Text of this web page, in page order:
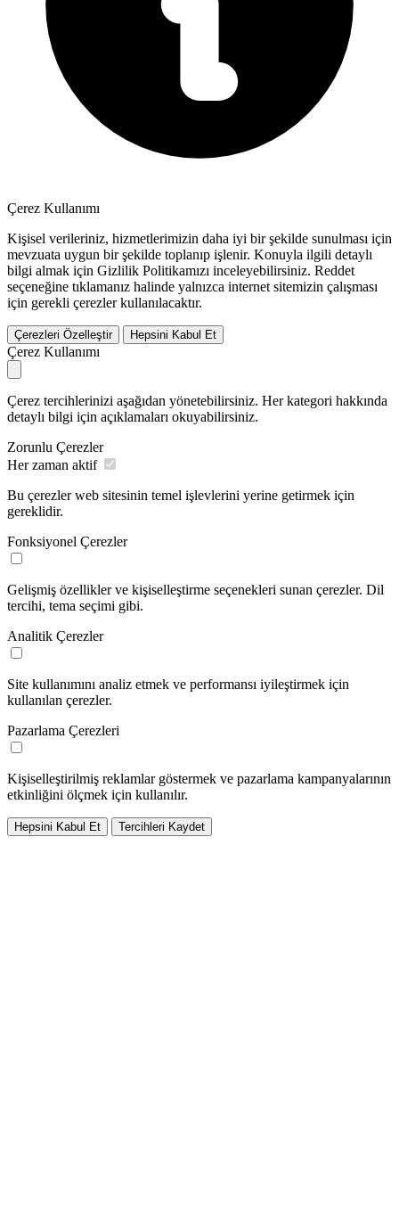
Çerez Kullanımı
Kişisel verileriniz, hizmetlerimizin daha iyi bir şekilde sunulması için
mevzuata uygun bir şekilde toplanıp işlenir. Konuyla ilgili detaylı
bilgi almak için Gizlilik Politikamızı inceleyebilirsiniz. Reddet
seçeneğine tıklamanız halinde yalnızca internet sitemizin çalışması
için gerekli çerezler kullanılacaktır.
Çerezleri Özelleştir Hepsini Kabul Et
Çerez Kullanımı
Çerez tercihlerinizi aşağıdan yönetebilirsiniz. Her kategori hakkında
detaylı bilgi için açıklamaları okuyabilirsiniz.
Zorunlu Çerezler
Her zaman aktif
Bu çerezler web sitesinin temel işlevlerini yerine getirmek için
gereklidir.
Fonksiyonel Çerezler
Gelişmiş özellikler ve kişiselleştirme seçenekleri sunan çerezler. Dil
tercihi, tema seçimi gibi.
Analitik Çerezler
Site kullanımını analiz etmek ve performansı iyileştirmek için
kullanılan çerezler.
Pazarlama Çerezleri
Kişiselleştirilmiş reklamlar göstermek ve pazarlama kampanyalarının
etkinliğini ölçmek için kullanılır.
Hepsini Kabul Et Tercihleri Kaydet